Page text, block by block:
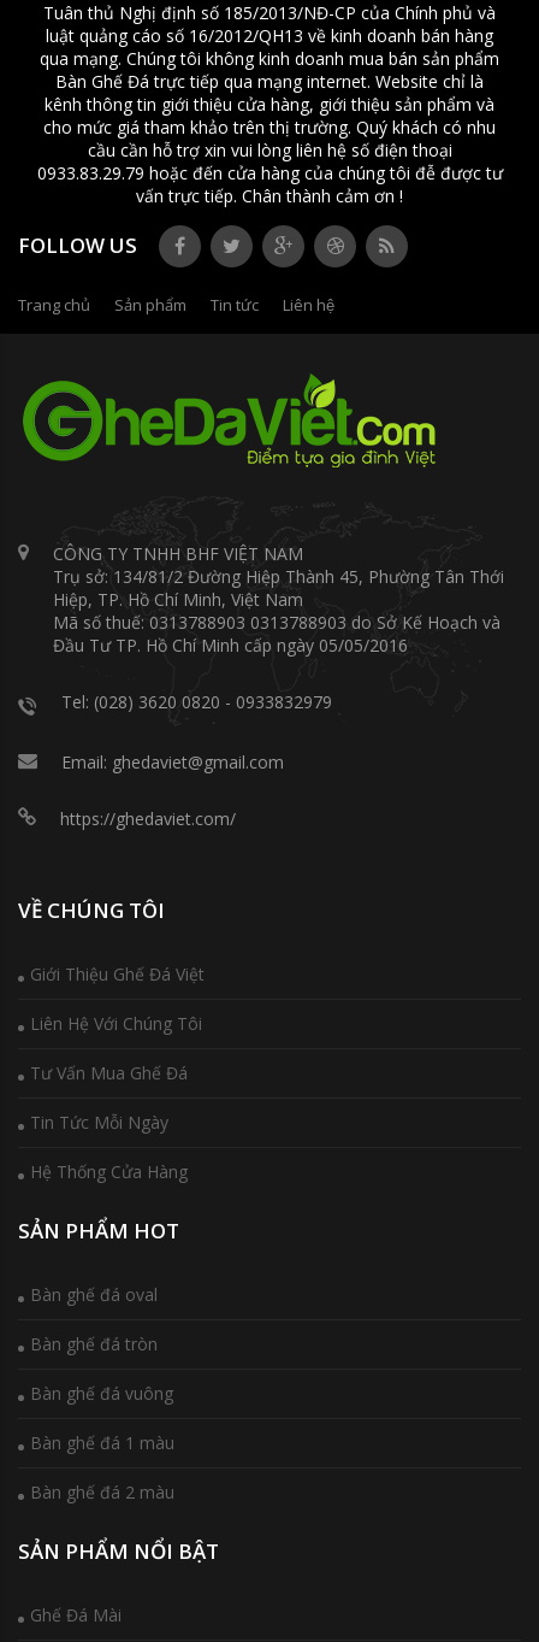
Tuân thủ Nghị định số 185/2013/NĐ-CP của Chính phủ và
luật quảng cáo số 16/2012/QH13 về kinh doanh bán hàng
qua mạng. Chúng tôi không kinh doanh mua bán sản phẩm
Bàn Ghế Đá trực tiếp qua mạng internet. Website chỉ là
kênh thông tin giới thiệu cửa hàng, giới thiệu sản phẩm và
cho mức giá tham khảo trên thị trường. Quý khách có nhu
cầu cần hỗ trợ xin vui lòng liên hệ số điện thoại
0933.83.29.79 hoặc đến cửa hàng của chúng tôi đễ được tư
vấn trực tiếp. Chân thành cảm ơn !
FOLLOW US
Trang chủ Sản phẩm Tin tức Liên hệ
CÔNG TY TNHH BHF VIỆT NAM
Trụ sở: 134/81/2 Đường Hiệp Thành 45, Phường Tân Thới
Hiệp, TP. Hồ Chí Minh, Việt Nam
Mã số thuế: 0313788903 0313788903 do Sở Kế Hoạch và
Đầu Tư TP. Hồ Chí Minh cấp ngày 05/05/2016
Tel: (028) 3620 0820 - 0933832979
Email: ghedaviet@gmail.com
https://ghedaviet.com/
VỀ CHÚNG TÔI
Giới Thiệu Ghế Đá Việt
Liên Hệ Với Chúng Tôi
Tư Vấn Mua Ghế Đá
Tin Tức Mỗi Ngày
Hệ Thống Cửa Hàng
SẢN PHẨM HOT
Bàn ghế đá oval
Bàn ghế đá tròn
Bàn ghế đá vuông
Bàn ghế đá 1 màu
Bàn ghế đá 2 màu
SẢN PHẨM NỔI BẬT
Ghế Đá Mài